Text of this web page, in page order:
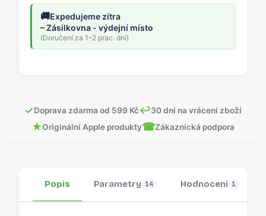
🚚Expedujeme zítra
– Zásilkovna - výdejní místo
(Doručení za 1–2 prac. dní)
✓Doprava zdarma od 599 Kč↩30 dní na vrácení zboží
★Originální Apple produkty☎Zákaznická podpora
Popis Parametry 14 Hodnocení 1